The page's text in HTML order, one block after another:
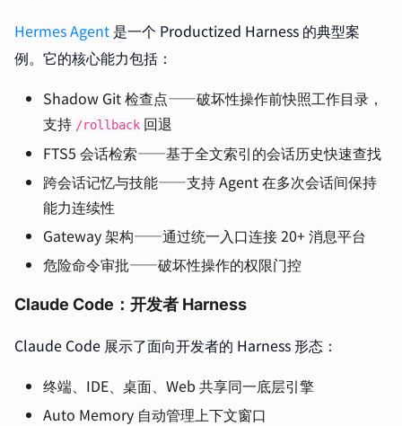
Hermes Agent 是一个 Productized Harness 的典型案
例。它的核心能力包括：
Shadow Git 检查点——破坏性操作前快照工作目录，
支持 /rollback 回退
FTS5 会话检索——基于全文索引的会话历史快速查找
跨会话记忆与技能——支持 Agent 在多次会话间保持
能力连续性
Gateway 架构——通过统一入口连接 20+ 消息平台
危险命令审批——破坏性操作的权限门控
Claude Code：开发者 Harness
Claude Code 展示了面向开发者的 Harness 形态：
终端、IDE、桌面、Web 共享同一底层引擎
Auto Memory 自动管理上下文窗口